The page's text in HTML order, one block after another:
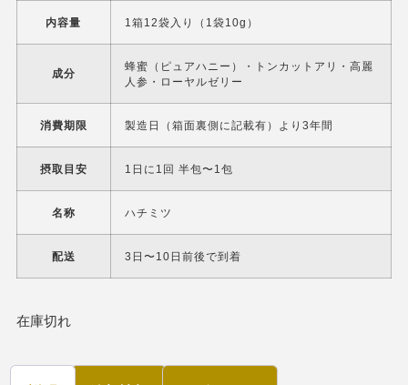
内容量 1箱12袋入り（1袋10g）
成分
蜂蜜（ピュアハニー）・トンカットアリ・高麗
人参・ローヤルゼリー
消費期限 製造日（箱面裏側に記載有）より3年間
摂取目安 1日に1回 半包〜1包
名称 ハチミツ
配送 3日〜10日前後で到着
在庫切れ